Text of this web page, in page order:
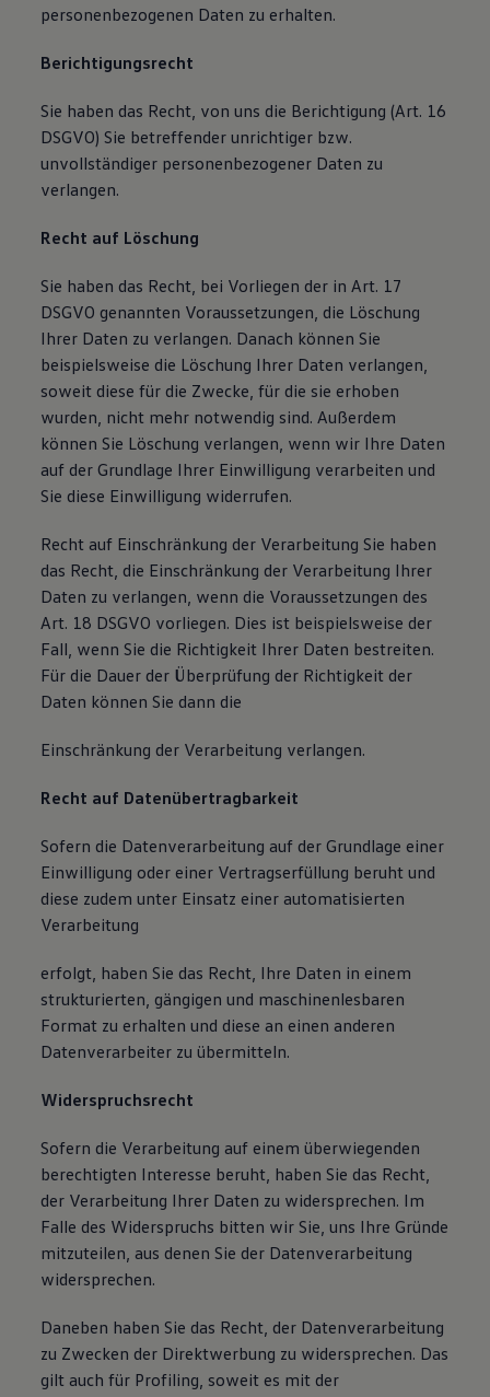
personenbezogenen Daten zu erhalten.
Berichtigungsrecht
Sie haben das Recht, von uns die Berichtigung (Art. 16
DSGVO) Sie betreffender unrichtiger bzw.
unvollständiger personenbezogener Daten zu
verlangen.
Recht auf Löschung
Sie haben das Recht, bei Vorliegen der in Art. 17
DSGVO genannten Voraussetzungen, die Löschung
Ihrer Daten zu verlangen. Danach können Sie
beispielsweise die Löschung Ihrer Daten verlangen,
soweit diese für die Zwecke, für die sie erhoben
wurden, nicht mehr notwendig sind. Außerdem
können Sie Löschung verlangen, wenn wir Ihre Daten
auf der Grundlage Ihrer Einwilligung verarbeiten und
Sie diese Einwilligung widerrufen.
Recht auf Einschränkung der Verarbeitung Sie haben
das Recht, die Einschränkung der Verarbeitung Ihrer
Daten zu verlangen, wenn die Voraussetzungen des
Art. 18 DSGVO vorliegen. Dies ist beispielsweise der
Fall, wenn Sie die Richtigkeit Ihrer Daten bestreiten.
Für die Dauer der Überprüfung der Richtigkeit der
Daten können Sie dann die
Einschränkung der Verarbeitung verlangen.
Recht auf Datenübertragbarkeit
Sofern die Datenverarbeitung auf der Grundlage einer
Einwilligung oder einer Vertragserfüllung beruht und
diese zudem unter Einsatz einer automatisierten
Verarbeitung
erfolgt, haben Sie das Recht, Ihre Daten in einem
strukturierten, gängigen und maschinenlesbaren
Format zu erhalten und diese an einen anderen
Datenverarbeiter zu übermitteln.
Widerspruchsrecht
Sofern die Verarbeitung auf einem überwiegenden
berechtigten Interesse beruht, haben Sie das Recht,
der Verarbeitung Ihrer Daten zu widersprechen. Im
Falle des Widerspruchs bitten wir Sie, uns Ihre Gründe
mitzuteilen, aus denen Sie der Datenverarbeitung
widersprechen.
Daneben haben Sie das Recht, der Datenverarbeitung
zu Zwecken der Direktwerbung zu widersprechen. Das
gilt auch für Profiling, soweit es mit der